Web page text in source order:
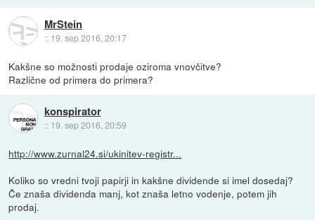
MrStein
:: 19. sep 2016, 20:17
Kakšne so možnosti prodaje oziroma vnovčitve?
Različne od primera do primera?
konspirator
:: 19. sep 2016, 20:59
http://www.zurnal24.si/ukinitev-registr...
Koliko so vredni tvoji papirji in kakšne dividende si imel dosedaj?
Če znaša dividenda manj, kot znaša letno vodenje, potem jih
prodaj.